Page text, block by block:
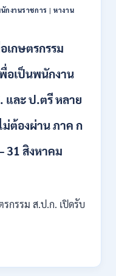
กงานราชการ |หางาน
เกษตรกรรม
อเป็นพนักงาน
และ ป.ตรี หลาย
ม่ต้องผ่าน ภาค ก
31 สิงหาคม
กรรม ส.ป.ก. เปิดรับ